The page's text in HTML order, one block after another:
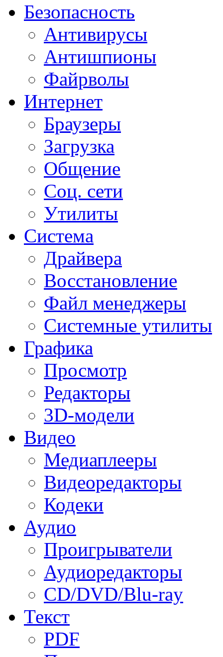
Безопасность
Антивирусы
Антишпионы
Файрволы
Интернет
Браузеры
Загрузка
Общение
Соц. сети
Утилиты
Система
Драйвера
Восстановление
Файл менеджеры
Системные утилиты
Графика
Просмотр
Редакторы
3D-модели
Видео
Медиаплееры
Видеоредакторы
Кодеки
Аудио
Проигрыватели
Аудиоредакторы
CD/DVD/Blu-ray
Текст
PDF